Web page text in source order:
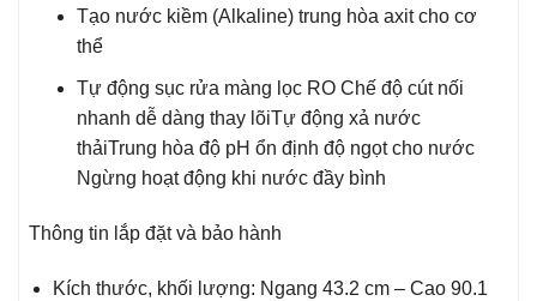
Tạo nước kiềm (Alkaline) trung hòa axit cho cơ
thể
Tự động sục rửa màng lọc RO Chế độ cút nối
nhanh dễ dàng thay lõiTự động xả nước
thảiTrung hòa độ pH ổn định độ ngọt cho nước
Ngừng hoạt động khi nước đầy bình
Thông tin lắp đặt và bảo hành
Kích thước, khối lượng: Ngang 43.2 cm – Cao 90.1